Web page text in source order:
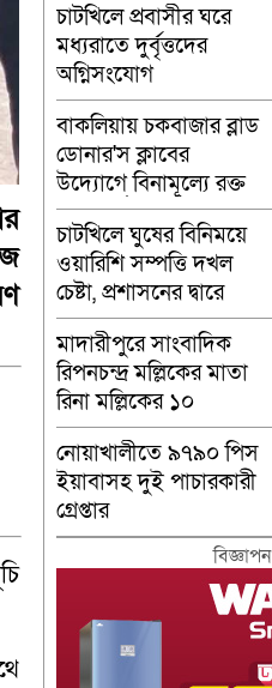
চাটখিলে প্রবাসীর ঘরে
মধ্যরাতে দুর্বৃত্তদের
অগ্নিসংযোগ
বাকলিয়ায় চকবাজার ব্লাড
ডোনার'স ক্লাবের
উদ্যোগে বিনামূল্যে রক্ত
গ্রুপ নির্ণয়
চাটখিলে ঘুষের বিনিময়ে
ওয়ারিশি সম্পত্তি দখল
চেষ্টা, প্রশাসনের দ্বারে
ভুক্তভোগীরা
মাদারীপু‌রে সাংবাদিক
রিপনচন্দ্র মল্লিকের মাতা
রিনা মল্লি‌কের ১০
মৃত‌্যুবা‌র্ষিকী পালন
নোয়াখালীতে ৯৭৯০ পিস
ইয়াবাসহ দুই পাচারকারী
গ্রেপ্তার
বিজ্ঞাপন